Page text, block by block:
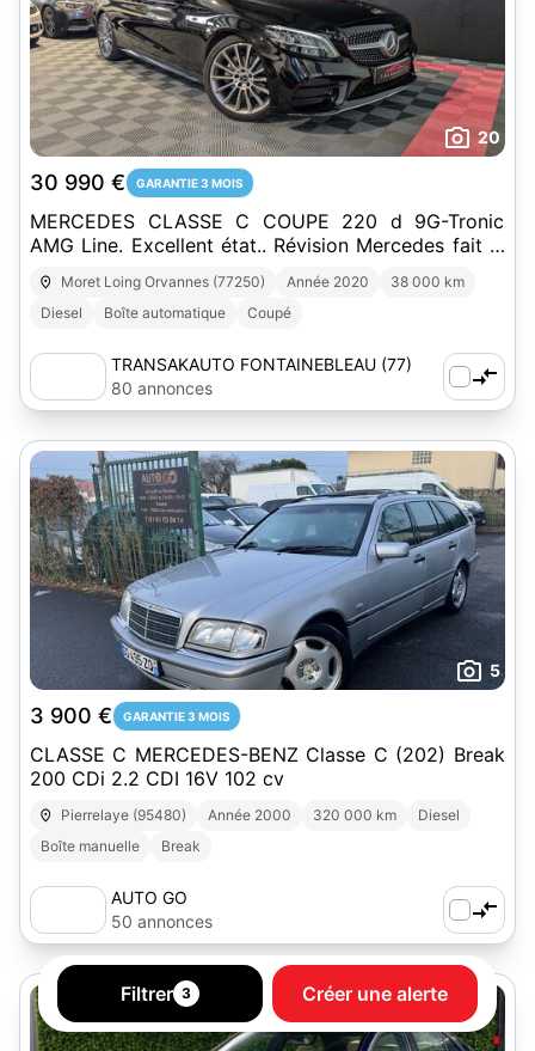
20
30 990 € GARANTIE 3 MOIS
MERCEDES CLASSE C COUPE 220 d 9G-Tronic
AMG Line. Excellent état.. Révision Mercedes fait le
29/06/2026
Moret Loing Orvannes (77250) Année 2020
38 000 km
Diesel
Boîte automatique Coupé
TRANSAKAUTO FONTAINEBLEAU (77)
80 annonces
5
3 900 € GARANTIE 3 MOIS
CLASSE C MERCEDES-BENZ Classe C (202) Break
200 CDi 2.2 CDI 16V 102 cv
Pierrelaye (95480) Année 2000 320 000 km
Diesel
Boîte manuelle
Break
AUTO GO
50 annonces
Filtrer 3 Créer une alerte